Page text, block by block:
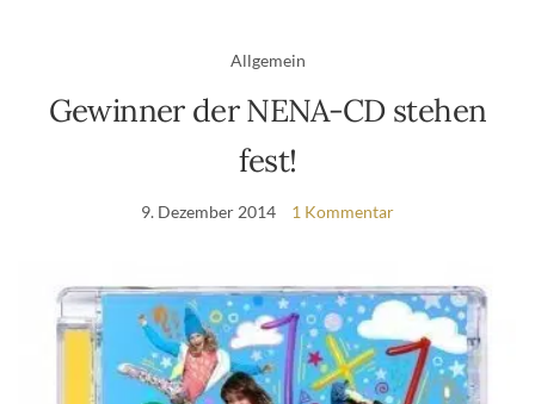
Allgemein
Gewinner der NENA-CD stehen
fest!
9. Dezember 2014 1 Kommentar